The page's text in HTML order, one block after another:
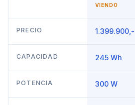
RIVER 3
VIENDO
PRECIO 1.399.900,-
CAPACIDAD 245 Wh
POTENCIA 300 W